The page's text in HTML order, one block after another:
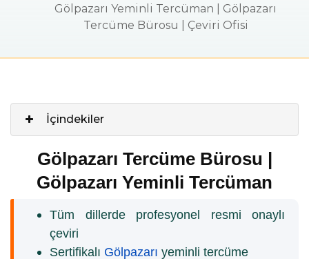
Gölpazarı Yeminli Tercüman | Gölpazarı
Tercüme Bürosu | Çeviri Ofisi
İçindekiler
Gölpazarı Tercüme Bürosu |
Gölpazarı Yeminli Tercüman
Tüm dillerde profesyonel resmi onaylı
çeviri
Sertifikalı Gölpazarı yeminli tercüme